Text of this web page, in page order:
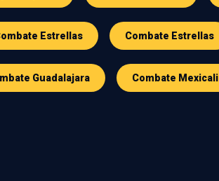
Estrellas Combate Estrellas
Guadalajara Combate Mexicali